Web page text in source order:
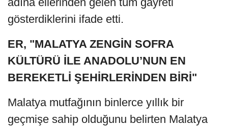
gösterdiklerini ifade etti.
ER, "MALATYA ZENGİN SOFRA
KÜLTÜRÜ İLE ANADOLU’NUN EN
BEREKETLİ ŞEHİRLERİNDEN BİRİ"
Malatya mutfağının binlerce yıllık bir
geçmişe sahip olduğunu belirten Malatya